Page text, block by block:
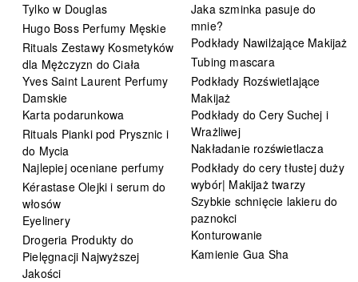
Tylko w Douglas
Hugo Boss Perfumy Męskie
Rituals Zestawy Kosmetyków
dla Mężczyzn do Ciała
Yves Saint Laurent Perfumy
Damskie
Karta podarunkowa
Rituals Pianki pod Prysznic i
do Mycia
Najlepiej oceniane perfumy
Kérastase Olejki i serum do
włosów
Eyelinery
Drogeria Produkty do
Pielęgnacji Najwyższej
Jakości
Jaka szminka pasuje do
mnie?
Podkłady Nawilżające Makijaż
Tubing mascara
Podkłady Rozświetlające
Makijaż
Podkłady do Cery Suchej i
Wrażliwej
Nakładanie rozświetlacza
Podkłady do cery tłustej duży
wybór| Makijaż twarzy
Szybkie schnięcie lakieru do
paznokci
Konturowanie
Kamienie Gua Sha